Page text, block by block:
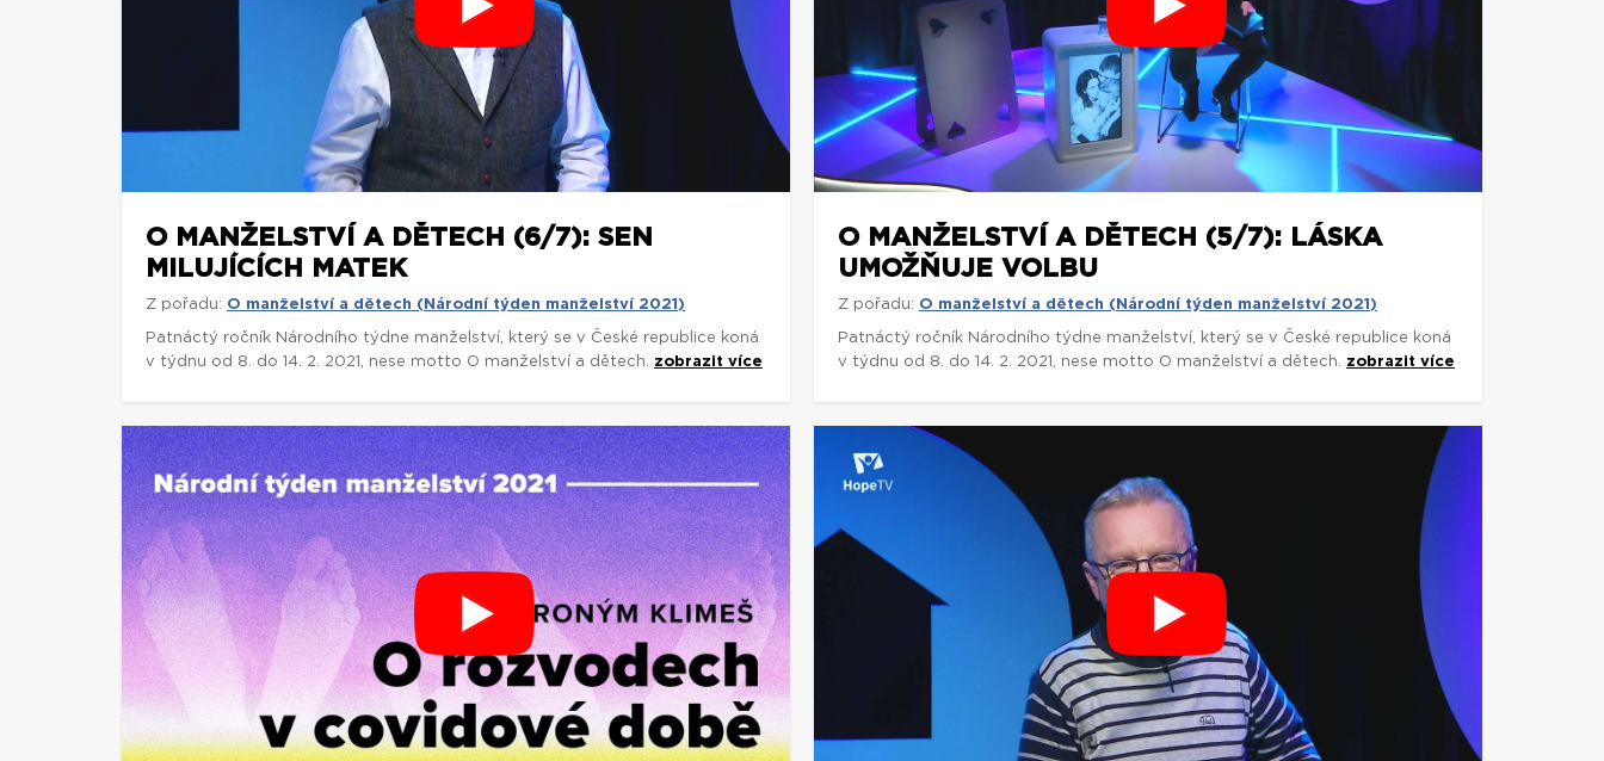
O MANŽELSTVÍ A DĚTECH (6/7): SEN
MILUJÍCÍCH MATEK
Z pořadu: O manželství a dětech (Národní týden manželství 2021)
Patnáctý ročník Národního týdne manželství, který se v České republice koná
v týdnu od 8. do 14. 2. 2021, nese motto O manželství a dětech. zobrazit více
O MANŽELSTVÍ A DĚTECH (5/7): LÁSKA
UMOŽŇUJE VOLBU
Z pořadu: O manželství a dětech (Národní týden manželství 2021)
Patnáctý ročník Národního týdne manželství, který se v České republice koná
v týdnu od 8. do 14. 2. 2021, nese motto O manželství a dětech. zobrazit více